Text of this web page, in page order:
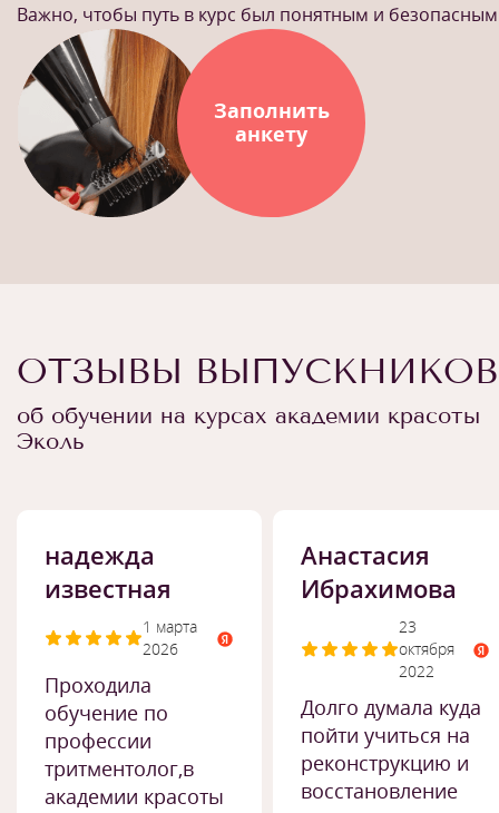
Важно, чтобы путь в курс был понятным и безопасным
Заполнить
анкету
ОТЗЫВЫ ВЫПУСКНИКОВ
об обучении на курсах академии красоты
Эколь
надежда
известная
1 марта
2026
Проходила
обучение по
профессии
тритментолог,в
академии красоты
Анастасия
Ибрахимова
23
октября
2022
Долго думала куда
пойти учиться на
реконструкцию и
восстановление